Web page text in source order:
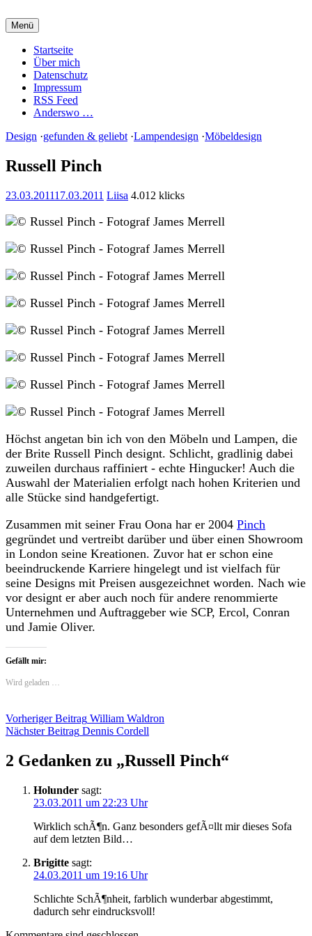
Inhalt
springen
Charming Quark
Menü
Startseite
Über mich
Datenschutz
Impressum
RSS Feed
Anderswo …
Design ·gefunden & geliebt ·Lampendesign ·Möbeldesign
Russell Pinch
23.03.201117.03.2011 Liisa 4.012 klicks
Höchst angetan bin ich von den Möbeln und Lampen, die
der Brite Russell Pinch designt. Schlicht, gradlinig dabei
zuweilen durchaus raffiniert - echte Hingucker! Auch die
Auswahl der Materialien erfolgt nach hohen Kriterien und
alle Stücke sind handgefertigt.
Zusammen mit seiner Frau Oona har er 2004 Pinch
gegründet und vertreibt darüber und über einen Showroom
in London seine Kreationen. Zuvor hat er schon eine
beeindruckende Karriere hingelegt und ist vielfach für
seine Designs mit Preisen ausgezeichnet worden. Nach wie
vor designt er aber auch noch für andere renommierte
Unternehmen und Auftraggeber wie SCP, Ercol, Conran
und Jamie Oliver.
Gefällt mir:
Wird geladen …
Beitragsnavigation
Vorheriger Beitrag William Waldron
Nächster Beitrag Dennis Cordell
2 Gedanken zu „Russell Pinch“
Holunder sagt:
23.03.2011 um 22:23 Uhr
Wirklich schÃ¶n. Ganz besonders gefÃ¤llt mir dieses Sofa
auf dem letzten Bild…
Brigitte sagt:
24.03.2011 um 19:16 Uhr
Schlichte SchÃ¶nheit, farblich wunderbar abgestimmt,
dadurch sehr eindrucksvoll!